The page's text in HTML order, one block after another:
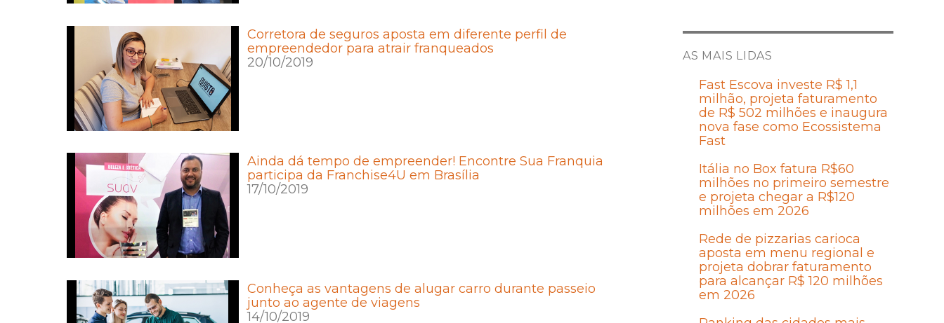
Corretora de seguros aposta em diferente perfil de
empreendedor para atrair franqueados
20/10/2019
Ainda dá tempo de empreender! Encontre Sua Franquia
participa da Franchise4U em Brasília
17/10/2019
Conheça as vantagens de alugar carro durante passeio
junto ao agente de viagens
14/10/2019
AS MAIS LIDAS
Fast Escova investe R$ 1,1
milhão, projeta faturamento
de R$ 502 milhões e inaugura
nova fase como Ecossistema
Fast
Itália no Box fatura R$60
milhões no primeiro semestre
e projeta chegar a R$120
milhões em 2026
Rede de pizzarias carioca
aposta em menu regional e
projeta dobrar faturamento
para alcançar R$ 120 milhões
em 2026